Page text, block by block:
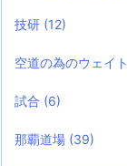
技研 (12)
空道の為のウェイ
試合 (6)
那覇道場 (39)